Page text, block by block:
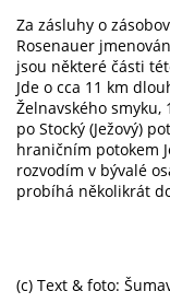
Za zásluhy o
Rosenauer
jsou některé části
Jde o cca 11 km
Želnavského
po Stocký (Ježový)
hraničním potokem
rozvodím v bývalé
probíhá několikrát
(c) Text & foto: